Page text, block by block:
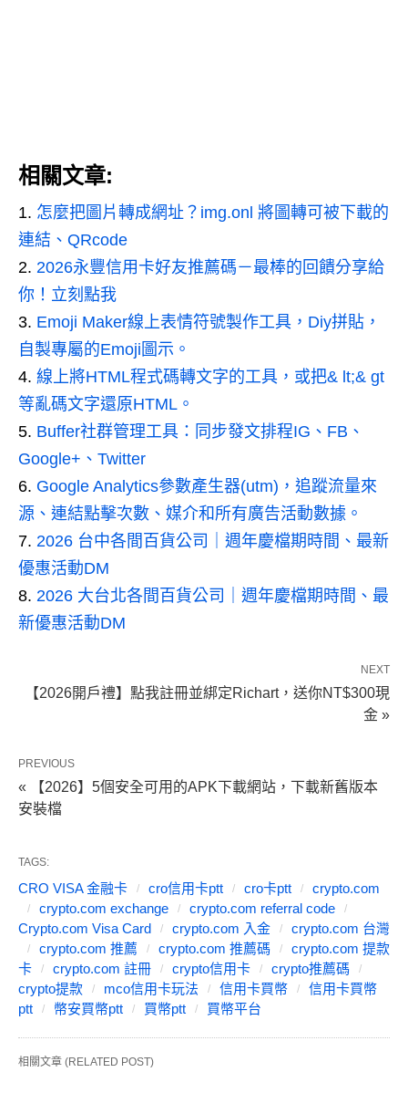
相關文章:
怎麼把圖片轉成網址？img.onl 將圖轉可被下載的
連結、QRcode
2026永豐信用卡好友推薦碼－最棒的回饋分享給
你！立刻點我
Emoji Maker線上表情符號製作工具，Diy拼貼，
自製專屬的Emoji圖示。
線上將HTML程式碼轉文字的工具，或把& lt;& gt
等亂碼文字還原HTML。
Buffer社群管理工具：同步發文排程IG、FB、
Google+、Twitter
Google Analytics參數產生器(utm)，追蹤流量來
源、連結點擊次數、媒介和所有廣告活動數據。
2026 台中各間百貨公司｜週年慶檔期時間、最新
優惠活動DM
2026 大台北各間百貨公司｜週年慶檔期時間、最
新優惠活動DM
NEXT
【2026開戶禮】點我註冊並綁定Richart，送你NT$300現
金 »
PREVIOUS
« 【2026】5個安全可用的APK下載網站，下載新舊版本
安裝檔
TAGS:
CRO VISA 金融卡 cro信用卡ptt cro卡ptt
crypto.com
crypto.com exchange
crypto.com referral code
Crypto.com Visa Card
crypto.com 入金
crypto.com 台灣
crypto.com 推薦
crypto.com 推薦碼
crypto.com 提款
卡
crypto.com 註冊 crypto信用卡
crypto推薦碼
crypto提款
mco信用卡玩法 信用卡買幣
信用卡買幣
ptt
幣安買幣ptt 買幣ptt 買幣平台
相關文章 (RELATED POST)